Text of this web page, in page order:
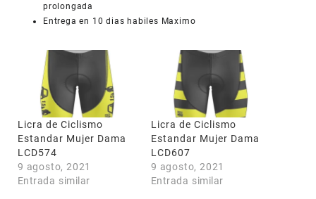
prolongada
Entrega en 10 dias habiles Maximo
Licra de Ciclismo
Estandar Mujer Dama
LCD574
9 agosto, 2021
Entrada similar
Licra de Ciclismo
Estandar Mujer Dama
LCD607
9 agosto, 2021
Entrada similar
COUPONX1217850155 COPIAR CÓDIGO